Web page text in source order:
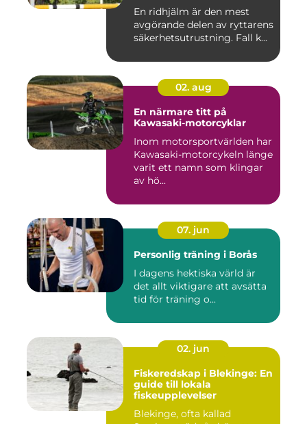
En ridhjälm är den mest
avgörande delen av ryttarens
säkerhetsutrustning. Fall k...
02. aug
En närmare titt på
Kawasaki-motorcyklar
Inom motorsportvärlden har
Kawasaki-motorcykeln länge
varit ett namn som klingar
av hö...
07. jun
Personlig träning i Borås
I dagens hektiska värld är
det allt viktigare att avsätta
tid för träning o...
02. jun
Fiskeredskap i Blekinge: En
guide till lokala
fiskeupplevelser
Blekinge, ofta kallad